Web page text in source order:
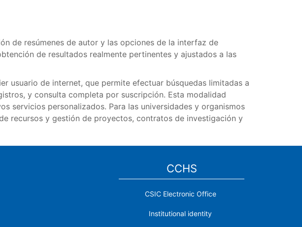
de resúmenes de autor y las opciones de la interfaz de
de resultados realmente pertinentes y ajustados a las
usuario de internet, que permite efectuar búsquedas limitadas a
y consulta completa por suscripción. Esta modalidad
servicios personalizados. Para las universidades y organismos
recursos y gestión de proyectos, contratos de investigación y
CCHS
CSIC Electronic Office
Institutional identity